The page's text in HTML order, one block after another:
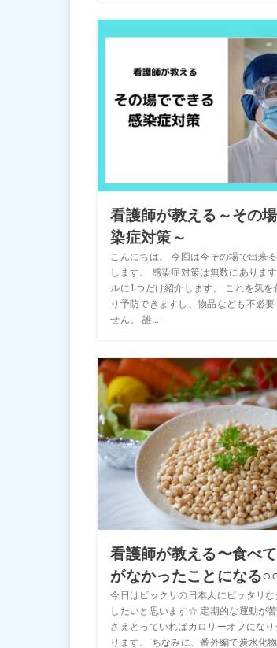
看護師が教える～その
染症対策～
こんにちは。 今回は今その場で出来
します。 感染症対策は無数にありま
ルに1つだけ紹介します。 これを気を
り予防できますし、物品なども不必
せん。 誰...
看護師が教える〜食べ
がなかったことになる
今日はビックリの日本人にピッタリな
したいと思います☆ 定期的な運動が
さえとっていればカロリーオフにな
ります。 ちなみに、番外編で炭水化